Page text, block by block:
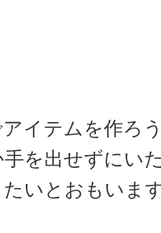
イテムを作ろ
を出せずにい
いとおもいま